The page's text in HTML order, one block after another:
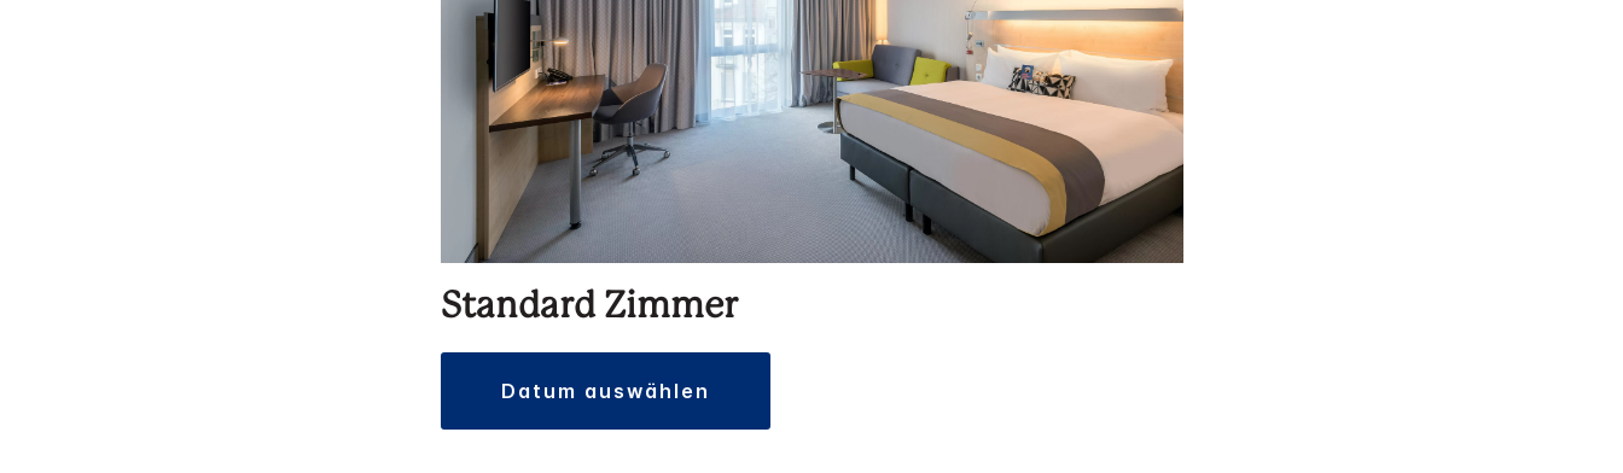
Standard Zimmer
datum auswählen